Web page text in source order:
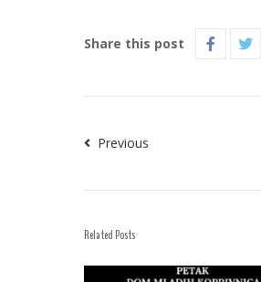
Share this post
Previous
Related Posts